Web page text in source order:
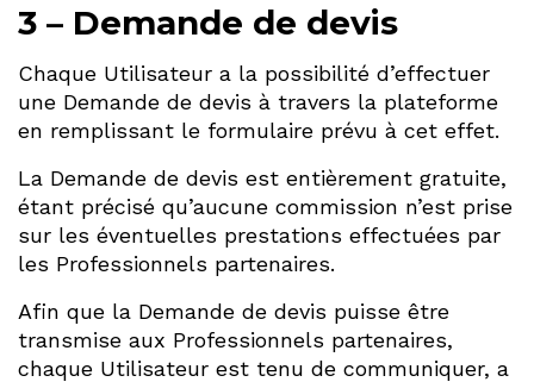
3 – Demande de devis
Chaque Utilisateur a la possibilité d’effectuer
une Demande de devis à travers la plateforme
en remplissant le formulaire prévu à cet effet.
La Demande de devis est entièrement gratuite,
étant précisé qu’aucune commission n’est prise
sur les éventuelles prestations effectuées par
les Professionnels partenaires.
Afin que la Demande de devis puisse être
transmise aux Professionnels partenaires,
chaque Utilisateur est tenu de communiquer, a